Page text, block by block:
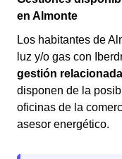
en Almonte
Los habitantes de
luz y/o gas con
gestión
disponen de la
oficinas de la
asesor energético.